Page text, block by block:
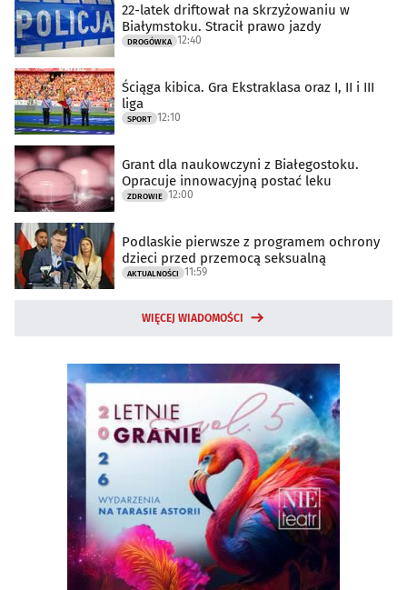
22-latek driftował na skrzyżowaniu w
Białymstoku. Stracił prawo jazdy
DROGÓWKA 12:40
Ściąga kibica. Gra Ekstraklasa oraz I, II i III
liga
SPORT 12:10
Grant dla naukowczyni z Białegostoku.
Opracuje innowacyjną postać leku
ZDROWIE 12:00
Podlaskie pierwsze z programem ochrony
dzieci przed przemocą seksualną
AKTUALNOŚCI 11:59
WIĘCEJ WIADOMOŚCI